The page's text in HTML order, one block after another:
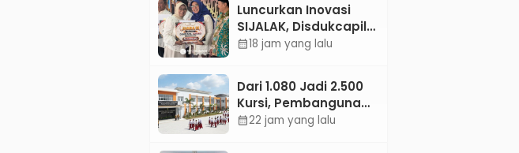
Secara Manual
Luncurkan Inovasi
SIJALAK, Disdukcapil
Kebumen Perkuat
Tingkat Desa
calendar_month18 jam yang lalu
Dari 1.080 Jadi 2.500
Kursi, Pembangunan
Sekolah Rakyat
calendar_month22 jam yang lalu